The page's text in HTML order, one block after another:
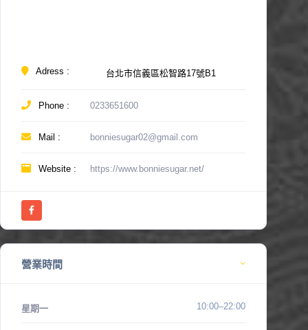
Adress : 台北市信義區松智路17號B1
Phone : 0233651600
Mail : bonniesugar02@gmail.com
Website : https://www.bonniesugar.net/
營業時間
星期一 10:00–22:00